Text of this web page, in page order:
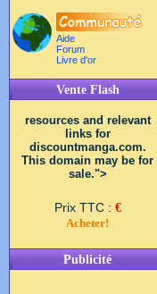
Aide
Forum
Livre d'or
Vente Flash
resources and relevant
links for
discountmanga.com.
This domain may be for
sale.">
Prix TTC : €
Acheter!
Publicité